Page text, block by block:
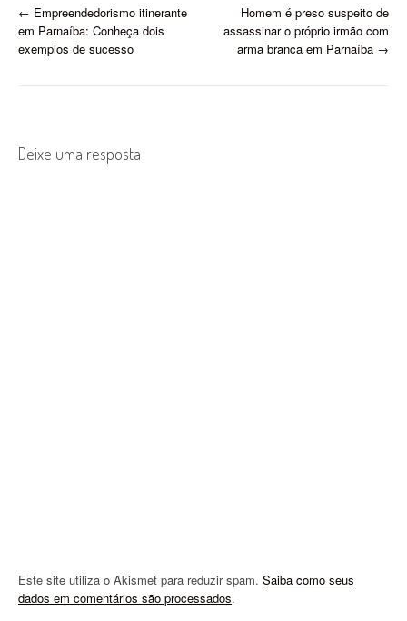
P
o
n
← Empreendedorismo itinerante
em Parnaíba: Conheça dois
exemplos de sucesso
Homem é preso suspeito de
assassinar o próprio irmão com
arma branca em Parnaíba →
Deixe uma resposta
Este site utiliza o Akismet para reduzir spam. Saiba como seus
dados em comentários são processados.